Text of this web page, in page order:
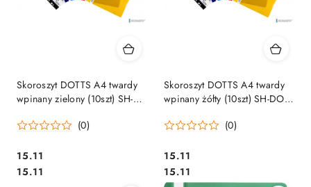
Skoroszyt DOTTS A4 twardy
wpinany zielony (10szt) SH-
(0)
Cena:
15.11
Cena:
15.11
Skoroszyt DOTTS A4 twardy
wpinany żółty (10szt) SH-DOT-
(0)
Cena:
15.11
Cena:
15.11